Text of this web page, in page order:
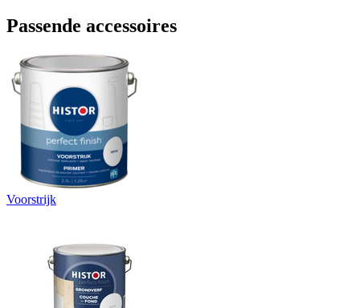
Passende accessoires
Voorstrijk